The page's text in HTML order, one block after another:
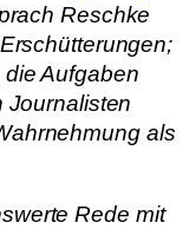
Reschke
Aufgaben
Journalisten
als
Rede mit